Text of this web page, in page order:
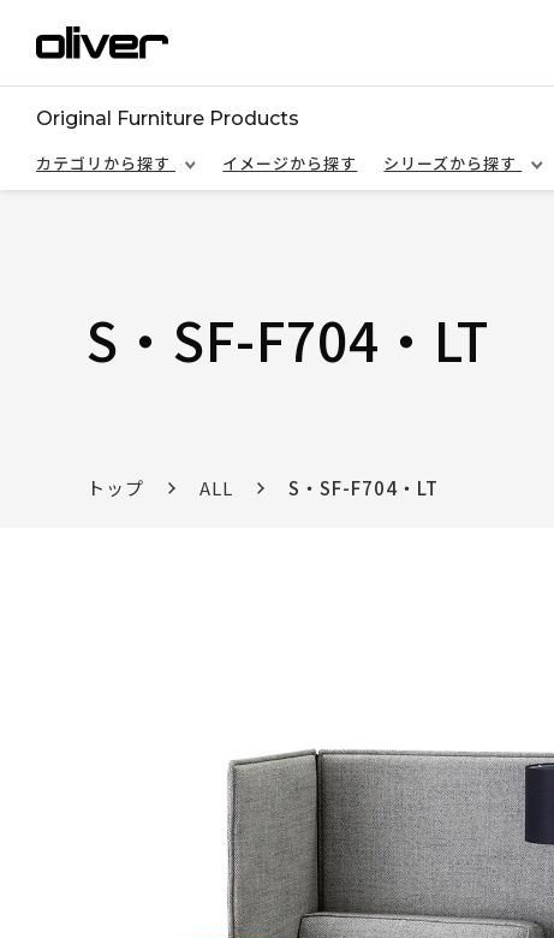
Original Furniture Products
カテゴリから探す
イメージから探す シリーズから探す
S・SF-F704・LT
トップ ALL S・SF-F704・LT